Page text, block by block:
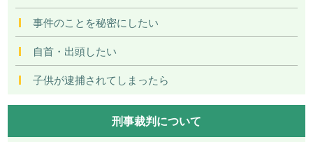
事件のことを秘密にしたい
自首・出頭したい
子供が逮捕されてしまったら
刑事裁判について